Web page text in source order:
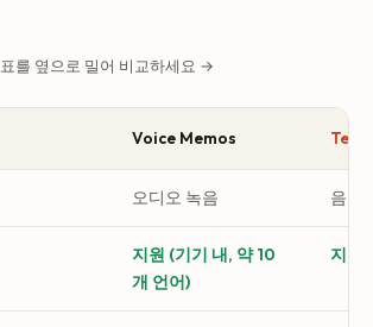
표를 옆으로 밀어 비교하세요 →
Voice Memos
오디오 녹음 음성
지원 (기기 내, 약 10
개 언어)
지원